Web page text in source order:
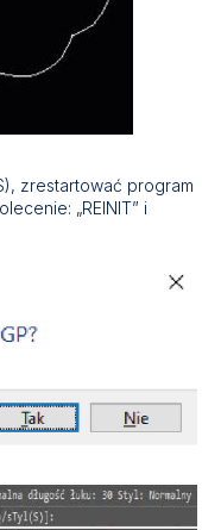
zrestartować program
„REINIT” i